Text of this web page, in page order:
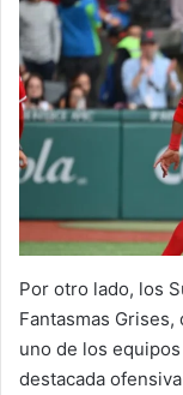
Por otro lado, los
Fantasmas
uno de los
destacada